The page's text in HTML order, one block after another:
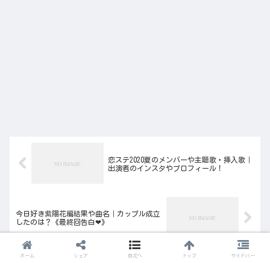
恋ステ2020夏のメンバーや主題歌・挿入歌｜
出演者のインスタやプロフィール！
今日好き紫陽花編結果や曲名｜カップル成立
したのは？《最終回告白❤︎》
ホーム シェア 目次へ トップ サイドバー